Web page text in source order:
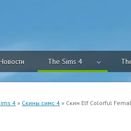
The Sims 4
4» Скины симс 4 » Скин Elf Colorful